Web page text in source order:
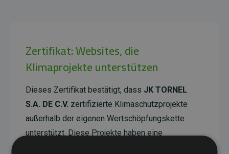
Zertifikat: Websites, die
Klimaprojekte unterstützen
Dieses Zertifikat bestätigt, dass JK TORNEL
S.A. DE C.V. zertifizierte Klimaschutzprojekte
außerhalb der eigenen Wertschöpfungskette
unterstützt. Diese Projekte haben eine